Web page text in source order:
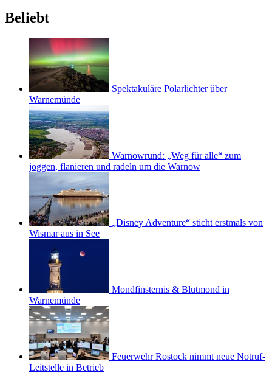
Beliebt
Spektakuläre Polarlichter über
Warnemünde
Warnowrund: „Weg für alle“ zum
joggen, flanieren und radeln um die Warnow
„Disney Adventure“ sticht erstmals von
Wismar aus in See
Mondfinsternis & Blutmond in
Warnemünde
Feuerwehr Rostock nimmt neue Notruf-
Leitstelle in Betrieb